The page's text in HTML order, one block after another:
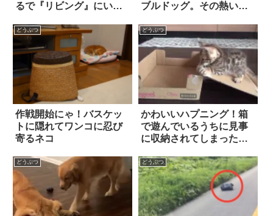
るで『リビング』にいる
りに、思わず笑った！！
ブルドッグ。その熱い視
なるほど！！
どうぶつ
作戦開始にゃ！バスケッ
トに隠れてワンコに忍び
寄るネコ
どうぶつ
かわいいハプニング！箱
で遊んでいるうちに見事
に収納されてしまった子
どうぶつ どうぶつ